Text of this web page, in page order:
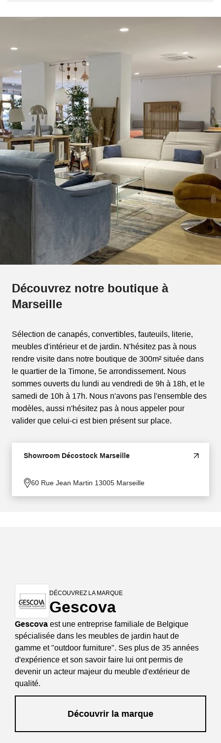
Découvrez notre boutique à
Marseille
Sélection de canapés, convertibles, fauteuils, literie,
meubles d'intérieur et de jardin. N'hésitez pas à nous
rendre visite dans notre boutique de 300m² située dans
le quartier de la Timone, 5e arrondissement. Nous
sommes ouverts du lundi au vendredi de 9h à 18h, et le
samedi de 10h à 17h. Nous n'avons pas l'ensemble des
modèles, aussi n'hésitez pas à nous appeler pour
valider que celui-ci est bien présent sur place.
Showroom Décostock Marseille
60 Rue Jean Martin 13005 Marseille
DÉCOUVREZ LA MARQUE
Gescova
Gescova est une entreprise familiale de Belgique
spécialisée dans les meubles de jardin haut de
gamme et "outdoor furniture". Ses plus de 35 années
d'expérience et son savoir faire lui ont permis de
devenir un acteur majeur du meuble d'extérieur de
qualité.
Découvrir la marque